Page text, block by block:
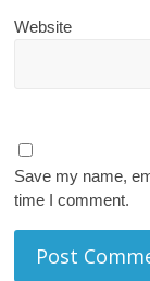
Website
Save my name,
time I comment.